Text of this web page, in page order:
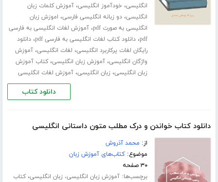
انگلیسی، خودآموز انگلیسی،آموزش کلمات زبان
انگلیسی،دو زبانه انگلیسی فارسی، اموزش زبان
انگلیسی به صورت pdf
،آموزش لغات انگلیسی به فارسی
pdf،دانلود کتاب لغات انگلیسی به فارسی pdf ،دانلود
رایگان لغات پرکاربرد انگلیسی، لغات انگلیسی،آموزش
واژگان انگلیسی،آموزش زبان انگلیسی،کتاب آموزش
زبان انگلیسی، زبان انگلیسی،آموزش لغات انگلیسی
دانلود کتاب
دانلود کتاب خواندن و درک مطلب متون داستانی انگلیسی
از: محمد آذروش
موضوع:کتاب‌های آموزش زبان
۳۰ صفحه
برچسب‌ها:آموزش زبان انگلیسی، زبان انگلیسی،کتاب